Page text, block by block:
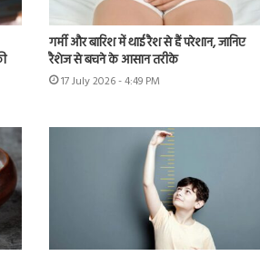
गर्मी और बारिश में थाई रैश से हैं परेशान, जानिए
रैशेज से बचने के आसान तरीके
17 July 2026 - 4:49 PM